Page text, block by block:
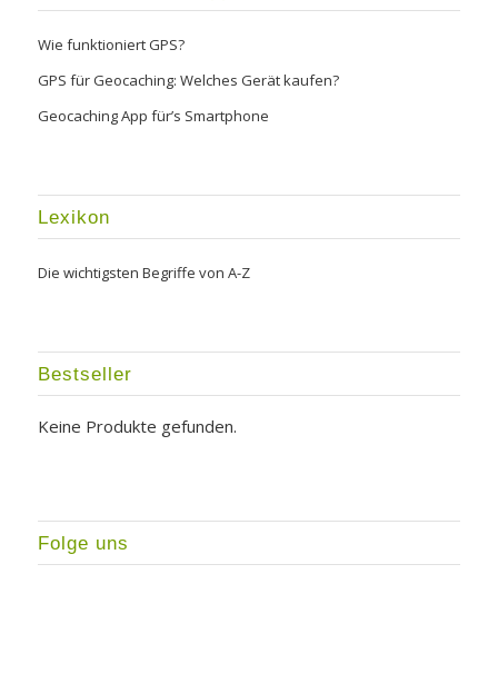
Wie funktioniert GPS?
GPS für Geocaching: Welches Gerät kaufen?
Geocaching App für’s Smartphone
Lexikon
Die wichtigsten Begriffe von A-Z
Bestseller
Keine Produkte gefunden.
Folge uns